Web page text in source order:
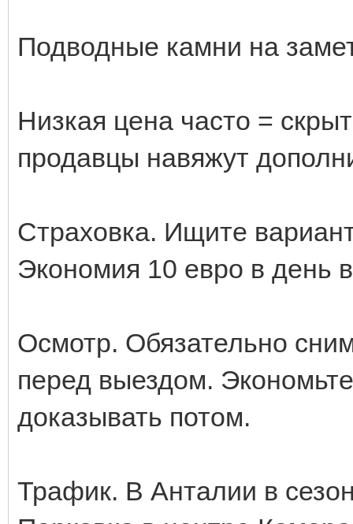
Подводные камни на
Низкая цена часто =
продавцы навяжут
Страховка. Ищите
Экономия 10 евро в день
Осмотр. Обязательно
перед выездом.
доказывать потом.
Трафик. В Анталии в